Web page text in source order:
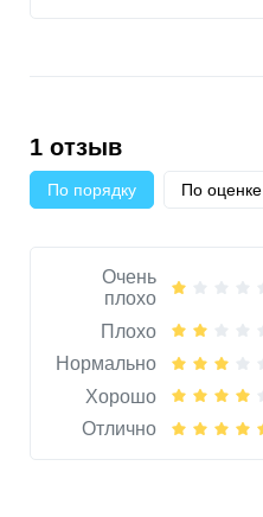
1 отзыв
По порядку По оценке
Очень
плохо
Плохо
Нормально
Хорошо
Отлично